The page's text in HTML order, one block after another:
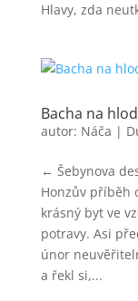
Hlavy, zda
Bacha na
autor: Náča |
← Šebynova
Honzův příběh
krásný byt ve
potravy. Asi
únor
a řekl si,...